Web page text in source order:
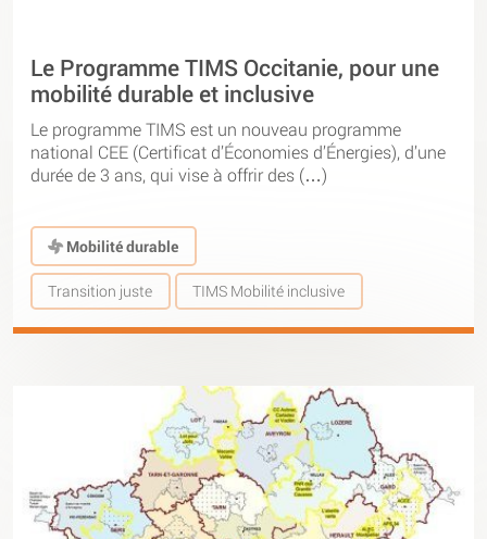
Le Programme TIMS Occitanie, pour une
mobilité durable et inclusive
Le programme TIMS est un nouveau programme
national CEE (Certificat d’Économies d’Énergies), d’une
durée de 3 ans, qui vise à offrir des (…)
Mobilité durable
Transition juste TIMS Mobilité inclusive